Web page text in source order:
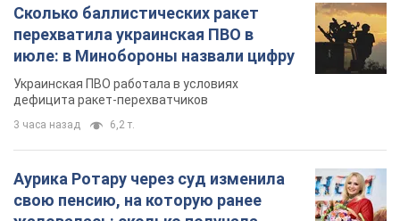
Сколько баллистических ракет
перехватила украинская ПВО в
июле: в Минобороны назвали цифру
Украинская ПВО работала в условиях
дефицита ракет-перехватчиков
3 часа назад 6,2 т.
Аурика Ротару через суд изменила
свою пенсию, на которую ранее